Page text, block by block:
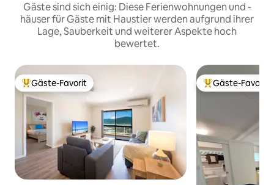
Gäste sind sich einig: Diese Ferienwohnungen und -
häuser für Gäste mit Haustier werden aufgrund ihrer
Lage, Sauberkeit und weiterer Aspekte hoch
bewertet.
Beliebter Gäste-Favorit.
Gäste-Favorit Beliebter Gäste-
Gäste-Favorit